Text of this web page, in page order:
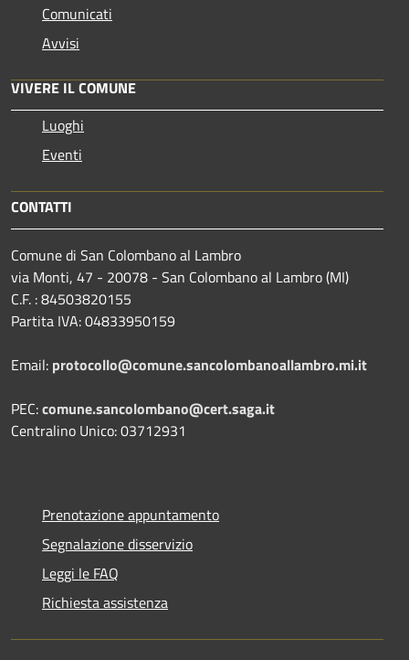
Comunicati
Avvisi
VIVERE IL COMUNE
Luoghi
Eventi
CONTATTI
Comune di San Colombano al Lambro
via Monti, 47 - 20078 - San Colombano al Lambro (MI)
C.F. : 84503820155
Partita IVA: 04833950159
Email: protocollo@comune.sancolombanoallambro.mi.it
PEC:comune.sancolombano@cert.saga.it
Centralino Unico: 03712931
Prenotazione appuntamento
Segnalazione disservizio
Leggi le FAQ
Richiesta assistenza